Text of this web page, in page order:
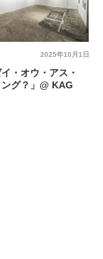
2025年10月1日
イ・オウ・アス・
グ？」@ KAG